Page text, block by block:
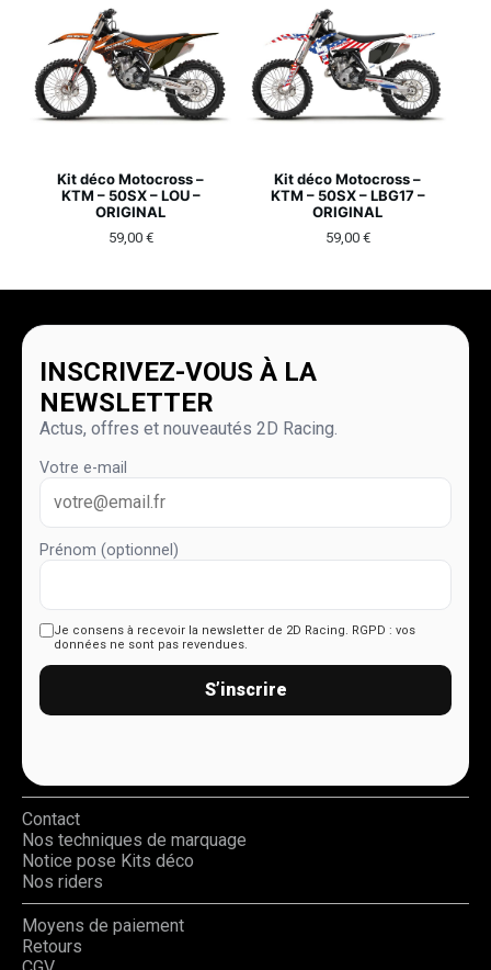
Kit déco Motocross –
KTM – 50SX – LOU –
ORIGINAL
59,00 €
Kit déco Motocross –
KTM – 50SX – LBG17 –
ORIGINAL
59,00 €
INSCRIVEZ-VOUS À LA
NEWSLETTER
Actus, offres et nouveautés 2D Racing.
Votre e-mail
Prénom (optionnel)
Je consens à recevoir la newsletter de 2D Racing. RGPD : vos
données ne sont pas revendues.
S’inscrire
Contact
Nos techniques de marquage
Notice pose Kits déco
Nos riders
Moyens de paiement
Retours